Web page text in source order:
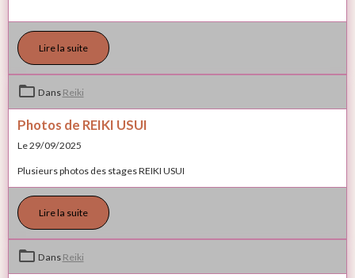
Lire la suite
Dans Reiki
Photos de REIKI USUI
Le 29/09/2025
Plusieurs photos des stages REIKI USUI
Lire la suite
Dans Reiki